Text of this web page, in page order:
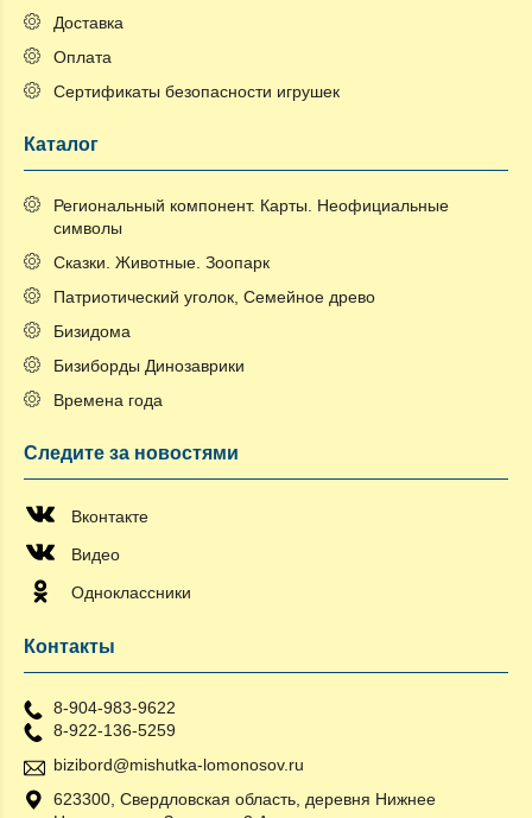
Доставка
Оплата
Сертификаты безопасности игрушек
Каталог
Региональный компонент. Карты. Неофициальные
символы
Сказки. Животные. Зоопарк
Патриотический уголок, Семейное древо
Бизидома
Бизиборды Динозаврики
Времена года
Следите за новостями
Вконтакте
Видео
Одноклассники
Контакты
8-904-983-9622
8-922-136-5259
bizibord@mishutka-lomonosov.ru
623300, Свердловская область, деревня Нижнее